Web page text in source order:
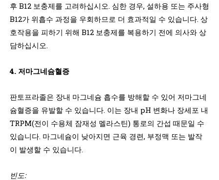
후 B12 보충제를 고려하십시오. 심한 경우, 설하용 또는 주사형
B12가 위흡수 과정을 우회하므로 더 효과적일 수 있습니다. 상
호작용을 피하기 위해 B12 보충제를 복용하기 전에 의사와 상
담하십시오.
4. 저마그네슘혈증
판토프라졸은 장내 마그네슘 흡수를 방해할 수 있어 저마그네
슘혈증을 유발할 수 있습니다. 이는 장내 pH 변화나 장세포 내
TRPM(전이 수용체 잠재성 멜라스틴) 통로의 간섭 때문일 수
있습니다. 마그네슘이 낮아지면 근육 경련, 부정맥 또는 발작
이 발생할 수 있습니다.
빈도: